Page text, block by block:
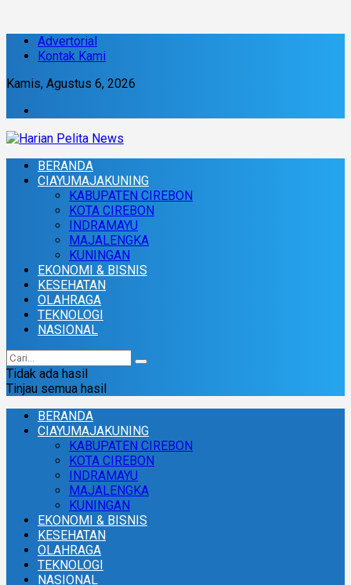
Advertorial
Kontak Kami
Kamis, Agustus 6, 2026
BERANDA
CIAYUMAJAKUNING
KABUPATEN CIREBON
KOTA CIREBON
INDRAMAYU
MAJALENGKA
KUNINGAN
EKONOMI & BISNIS
KESEHATAN
OLAHRAGA
TEKNOLOGI
NASIONAL
Tidak ada hasil
Tinjau semua hasil
BERANDA
CIAYUMAJAKUNING
KABUPATEN CIREBON
KOTA CIREBON
INDRAMAYU
MAJALENGKA
KUNINGAN
EKONOMI & BISNIS
KESEHATAN
OLAHRAGA
TEKNOLOGI
NASIONAL